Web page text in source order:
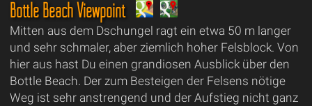
Bottle Beach Viewpoint
Mitten aus dem Dschungel ragt ein etwa 50 m langer
und sehr schmaler, aber ziemlich hoher Felsblock. Von
hier aus hast Du einen grandiosen Ausblick über den
Bottle Beach. Der zum Besteigen der Felsens nötige
Weg ist sehr anstrengend und der Aufstieg nicht ganz